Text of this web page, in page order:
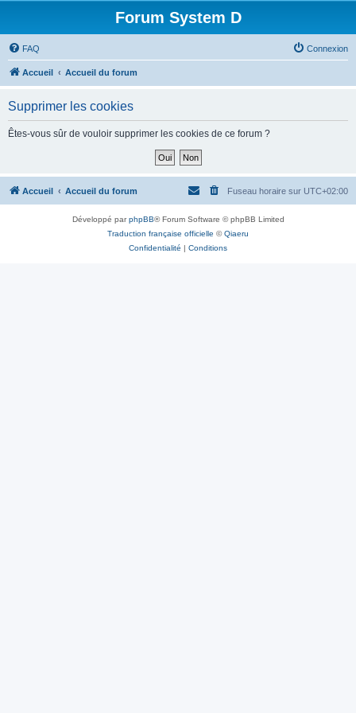
Forum System D
FAQ Connexion
Accueil Accueil du forum
Supprimer les cookies
Êtes-vous sûr de vouloir supprimer les cookies de ce forum ?
Accueil Accueil du forum Fuseau horaire sur UTC+02:00
Développé parphpBB® Forum Software © phpBB Limited
Traduction française officielle ©Qiaeru
Confidentialité | Conditions